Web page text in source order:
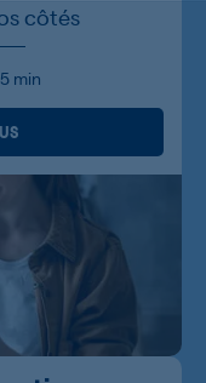
côtés
min